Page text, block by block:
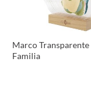
Marco Transparente
Familia